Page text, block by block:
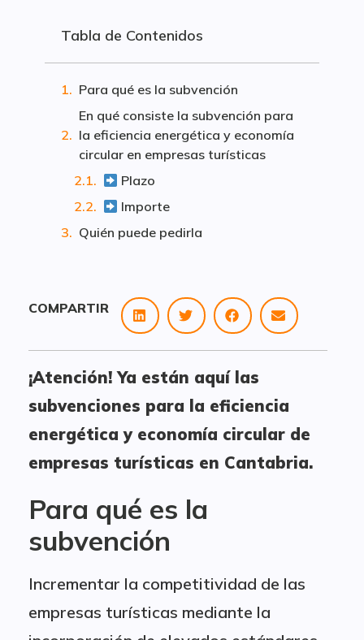
COMPARTIR
¡Atención! Ya están aquí las
subvenciones para la eficiencia
energética y economía circular de
empresas turísticas en Cantabria.
Para qué es la
subvención
Incrementar la competitividad de las
empresas turísticas mediante la
Tabla de Contenidos
Para qué es la subvención
En qué consiste la subvención para
la eficiencia energética y economía
circular en empresas turísticas
Plazo
Importe
Quién puede pedirla